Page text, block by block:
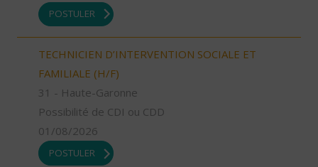
POSTULER
TECHNICIEN D’INTERVENTION SOCIALE ET
FAMILIALE (H/F)
31 - Haute-Garonne
Possibilité de CDI ou CDD
01/08/2026
POSTULER